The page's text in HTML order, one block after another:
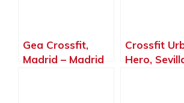
Gea Crossfit,
Madrid – Madrid
Crossfit
Hero,